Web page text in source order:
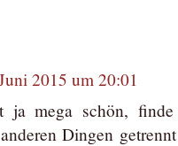
2015 um 20:01
ja mega schön,
Dingen